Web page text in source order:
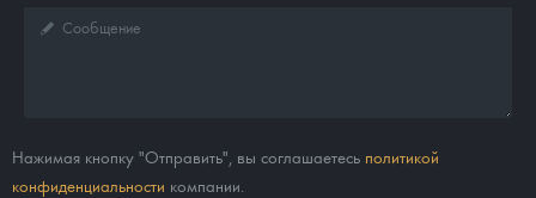
Нажимая кнопку "Отправить", вы соглашаетесь политикой
конфиденциальности компании.